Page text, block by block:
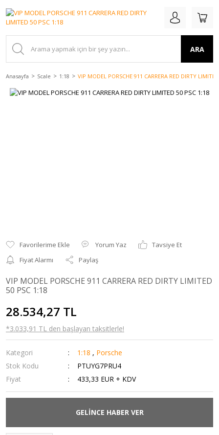
ARA
Anasayfa Scale 1:18 VIP MODEL PORSCHE 911 CARRERA RED DIRTY
Yorum Yaz
Tavsiye Et
Fiyat Alarmı
Paylaş
VIP MODEL PORSCHE 911 CARRERA RED DIRTY LIMITED
50 PSC 1:18
28.534,27 TL
*3.033,91 TL den başlayan taksitlerle!
Kategori 1:18 , Porsche
Stok Kodu
PTUYG7PRU4
Fiyat
433,33 EUR + KDV
GELİNCE HABER VER